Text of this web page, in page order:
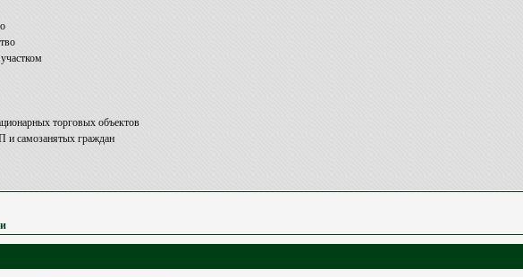
торговых объектов
самозанятых граждан